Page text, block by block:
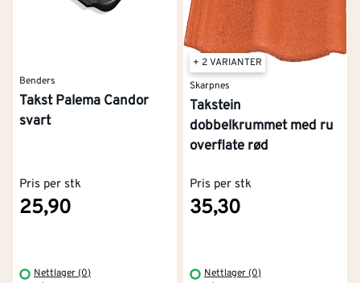
Benders
Takst Palema Candor
svart
Pris per stk
25,90
Nettlager (0)
+ 2 VARIANTER
Skarpnes
Takstein
dobbelkrummet med ru
overflate rød
Pris per stk
35,30
Nettlager (0)